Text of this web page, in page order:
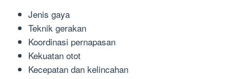
Jenis gaya
Teknik gerakan
Koordinasi pernapasan
Kekuatan otot
Kecepatan dan kelincahan